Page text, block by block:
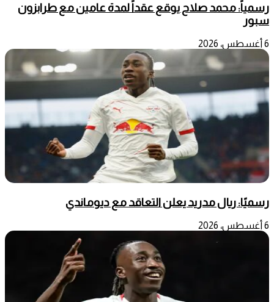
رسمياً: محمد صلاح يوقع عقداً لمدة عامين مع طرابزون
سبور
6 أغسطس، 2026
رسميًا: ريال مدريد يعلن التعاقد مع ديوماندي
6 أغسطس، 2026